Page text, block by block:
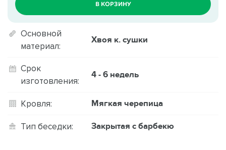
В КОРЗИНУ
Основной
материал:
Хвоя к. сушки
Срок
изготовления:
4 - 6 недель
Кровля: Мягкая черепица
Тип беседки: Закрытая с барбекю